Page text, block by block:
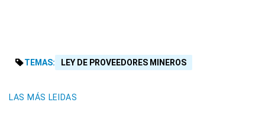
TEMAS: LEY DE PROVEEDORES MINEROS
LAS MÁS LEIDAS